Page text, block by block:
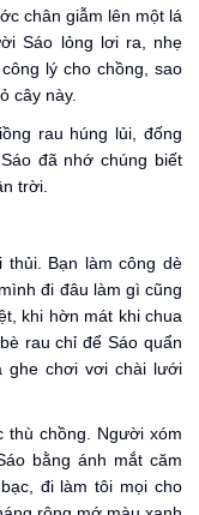
chân giẫm lên một lá
Sáo lỏng lơi ra, nhẹ
lý cho chồng, sao
cây này.
rau húng lủi, đống
đã nhớ chúng biết
trời.
Bạn làm công dè
đi đâu làm gì cũng
khi hờn mát khi chua
rau chỉ để Sáo quẩn
ghe chơi vơi chài lưới
thù chồng. Người xóm
bằng ánh mắt căm
đi làm tôi mọi cho